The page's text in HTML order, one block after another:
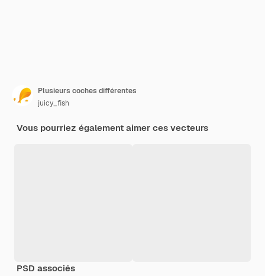
Plusieurs coches différentes
juicy_fish
Vous pourriez également aimer ces vecteurs
PSD associés